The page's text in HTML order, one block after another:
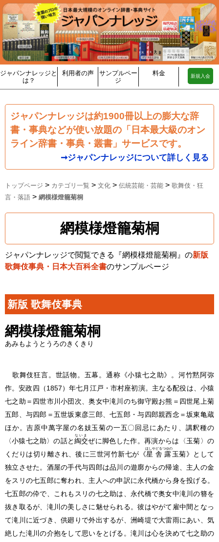
ジャパンナレッジと
は？
利用者の声
サンプルペー
ジ
料金 新規入会
ジャパンナレッジは約1900冊以上の膨大な辞
書・事典などが使い放題の「日本最大級のオン
ライン辞書・事典・叢書」サービスです。
➞ジャパンナレッジについて詳しく見る
トップページ > カテゴリ一覧 > 文化 > 伝統芸能・芸能 > 歌舞伎・狂
言・落語 > 網模様燈籠菊桐
網模様燈籠菊桐
ジャパンナレッジで閲覧できる『網模様燈籠菊桐』の新版
歌舞伎事典・日本大百科全書のサンプルページ
新版 歌舞伎事典
網模様燈籠菊桐
あみもようとうろのきくきり
歌舞伎狂言。世話物。五幕。通称《小猿七之助》。河竹黙阿弥
作。安政四（1857）年七月江戸・市村座初演。主なる配役は、小猿
七之助＝四世市川小団次、奥女中滝川のち御守殿お熊＝四世尾上菊
五郎、与四郎＝五世坂東彦三郎、七五郎・与四郎親西念＝坂東亀蔵
ほか。吉原中萬字屋の名妓玉菊の一五〇回忌にあたり、講釈種の
〈小猿七之助〉の話と綯交
ないま
ぜに脚色した作。再演からは〈玉菊〉の
くだりは切り離され、後に三世河竹新七が《星舎露
ほしやどるつゆの
玉菊》として
独立させた。酒屋の手代与四郎は品川の遊廓からの帰途、主人の金
をスリの七五郎に奪われ、主人への申訳に永代橋から身を投げる。
七五郎の伜で、これもスリの七之助は、永代橋で奥女中滝川の簪を
抜き取るが、滝川の美しさに魅せられる。彼はやがて雇中間となっ
て滝川に近づき、供廻りで外出するが、洲崎堤で大雷雨にあい、気
絶した滝川の介抱をして思いをとげる。滝川は心を決めて七之助の